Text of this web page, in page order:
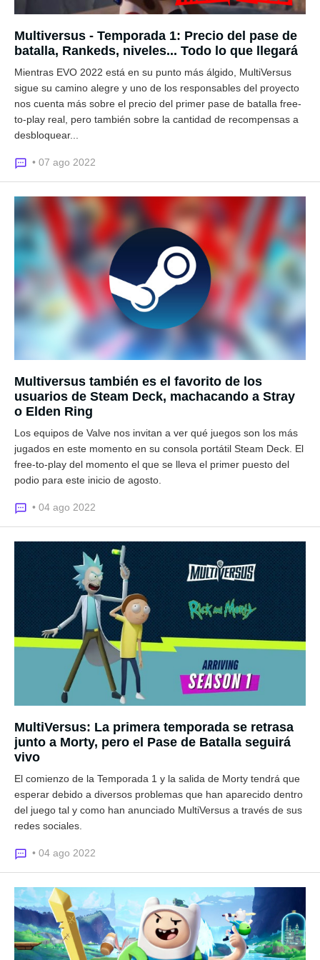
Multiversus - Temporada 1: Precio del pase de
batalla, Rankeds, niveles... Todo lo que llegará
Mientras EVO 2022 está en su punto más álgido, MultiVersus
sigue su camino alegre y uno de los responsables del proyecto
nos cuenta más sobre el precio del primer pase de batalla free-
to-play real, pero también sobre la cantidad de recompensas a
desbloquear...
• 07 ago 2022
Multiversus también es el favorito de los
usuarios de Steam Deck, machacando a Stray
o Elden Ring
Los equipos de Valve nos invitan a ver qué juegos son los más
jugados en este momento en su consola portátil Steam Deck. El
free-to-play del momento el que se lleva el primer puesto del
podio para este inicio de agosto.
• 04 ago 2022
MultiVersus: La primera temporada se retrasa
junto a Morty, pero el Pase de Batalla seguirá
vivo
El comienzo de la Temporada 1 y la salida de Morty tendrá que
esperar debido a diversos problemas que han aparecido dentro
del juego tal y como han anunciado MultiVersus a través de sus
redes sociales.
• 04 ago 2022